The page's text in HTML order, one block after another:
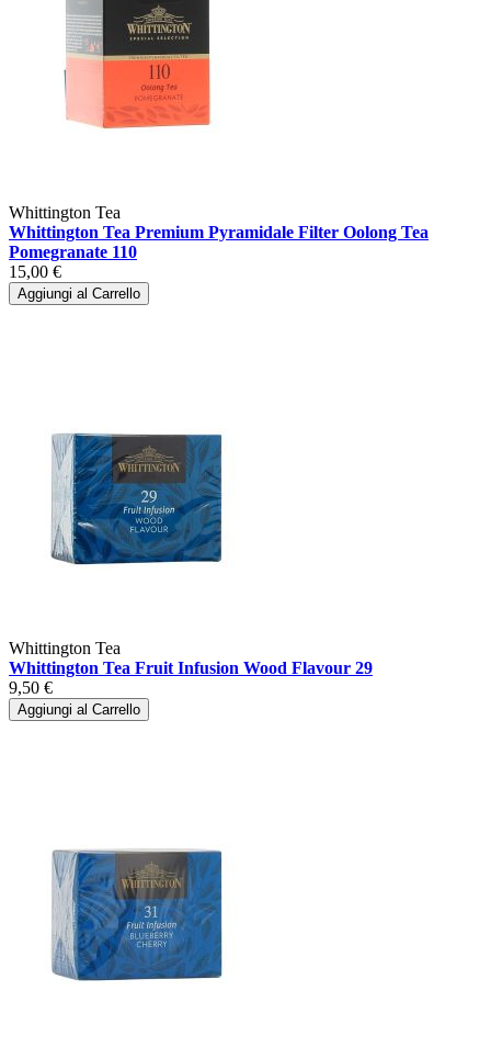
Whittington Tea
Whittington Tea Premium Pyramidale Filter Oolong Tea
Pomegranate 110
15,00 €
Aggiungi al Carrello
Whittington Tea
Whittington Tea Fruit Infusion Wood Flavour 29
9,50 €
Aggiungi al Carrello